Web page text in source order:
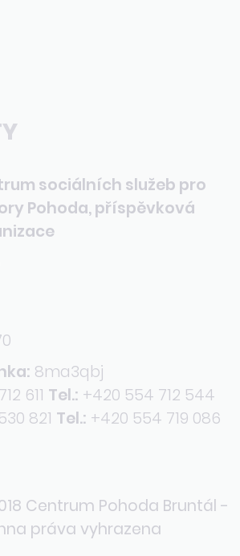
sociálních služeb pro
Pohoda, příspěvková
8ma3qbj
611 Tel.: +420 554 712 544
821 Tel.: +420 554 719 086
Centrum Pohoda Bruntál -
práva vyhrazena